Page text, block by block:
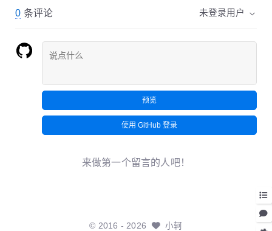
0 条评论 未登录用户
预览
使用 GitHub 登录
来做第一个留言的人吧！
© 2016 - 2026 小轲